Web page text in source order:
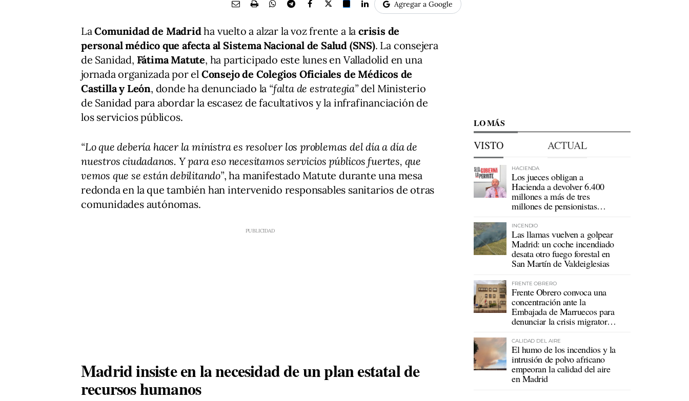
Agregar a Google
LaComunidad de Madridha vuelto a alzar la voz frente a lacrisis de
personal médico que afecta al Sistema Nacional de Salud (SNS). La consejera
de Sanidad, Fátima Matute, ha participado este lunes en Valladolid en una
jornada organizada por el Consejo de Colegios Oficiales de Médicos de
Castilla y León, donde ha denunciado la “falta de estrategia”del Ministerio
de Sanidad para abordar la escasez de facultativos y la infrafinanciación de
los servicios públicos.
“Lo que debería hacer la ministra es resolver los problemas del día a día de
nuestros ciudadanos. Y para eso necesitamos servicios públicos fuertes, que
vemos que se están debilitando”, ha manifestado Matute durante una mesa
redonda en la que también han intervenido responsables sanitarios de otras
comunidades autónomas.
Madrid insiste en la necesidad de un plan estatal de
recursos humanos
LO MÁS
VISTO ACTUAL
HACIENDA
Los jueces obligan a
Hacienda a devolver 6.400
millones a más de tres
millones de pensionistas
INCENDIO
Las llamas vuelven a golpear
Madrid: un coche incendiado
desata otro fuego forestal en
San Martín de Valdeiglesias
FRENTE OBRERO
Frente Obrero convoca una
concentración ante la
Embajada de Marruecos para
denunciar la crisis migratoria
CALIDAD DEL AIRE
El humo de los incendios y la
intrusión de polvo africano
empeoran la calidad del aire
en Madrid